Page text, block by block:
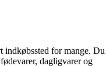
for mange. Du
dagligvarer og